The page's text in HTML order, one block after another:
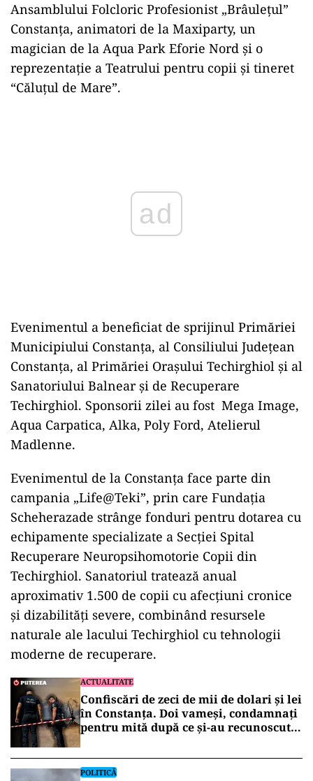
Ansamblului Folcloric Profesionist „Brâulețul”
Constanța, animatori de la Maxiparty, un
magician de la Aqua Park Eforie Nord și o
reprezentație a Teatrului pentru copii și tineret
“Căluțul de Mare”.
Evenimentul a beneficiat de sprijinul Primăriei
Municipiului Constanța, al Consiliului Județean
Constanța, al Primăriei Orașului Techirghiol și al
Sanatoriului Balnear și de Recuperare
Techirghiol. Sponsorii zilei au fost Mega Image,
Aqua Carpatica, Alka, Poly Ford, Atelierul
Madlenne.
Evenimentul de la Constanța face parte din
campania „Life@Teki”, prin care Fundația
Scheherazade strânge fonduri pentru dotarea cu
echipamente specializate a Secției Spital
Recuperare Neuropsihomotorie Copii din
Techirghiol. Sanatoriul tratează anual
aproximativ 1.500 de copii cu afecțiuni cronice
și dizabilități severe, combinând resursele
naturale ale lacului Techirghiol cu tehnologii
moderne de recuperare.
ACTUALITATE
Confiscări de zeci de mii de dolari și lei
în Constanța. Doi vameși, condamnați
pentru mită după ce și-au recunoscut
POLITICĂ